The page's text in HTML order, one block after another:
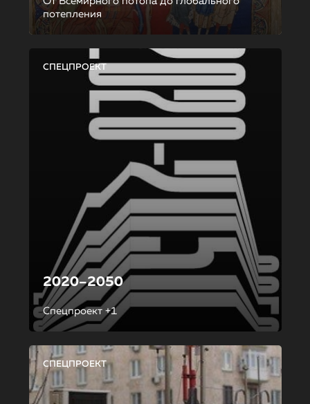
потепления
СПЕЦПРОЕКТ
2020–2050
Спецпроект +1
СПЕЦПРОЕКТ